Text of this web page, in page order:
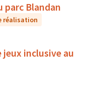
parc Blandan
réalisation
jeux inclusive au